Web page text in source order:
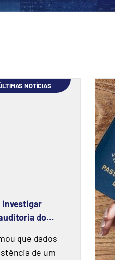
NOTÍCIAS
investigar
do
que dados
de um